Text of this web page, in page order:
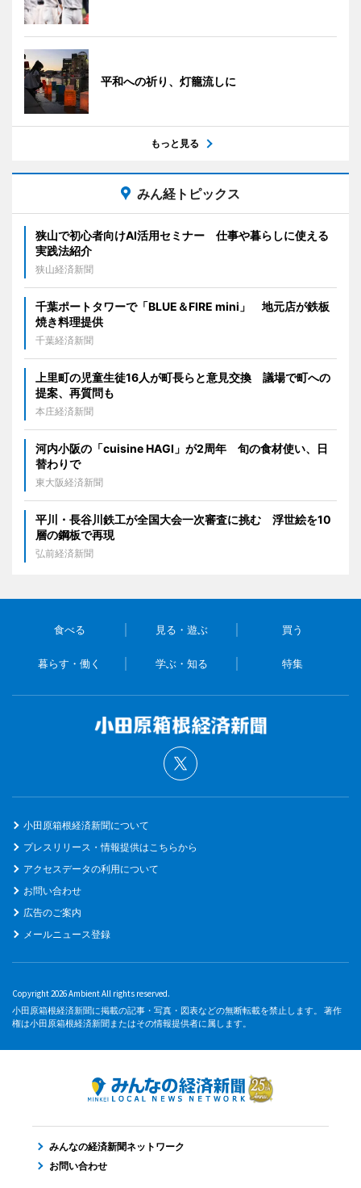
平和への祈り、灯籠流しに
もっと見る
みん経トピックス
狭山で初心者向けAI活用セミナー 仕事や暮らしに使える
実践法紹介
狭山経済新聞
千葉ポートタワーで「BLUE＆FIRE mini」 地元店が鉄板
焼き料理提供
千葉経済新聞
上里町の児童生徒16人が町長らと意見交換 議場で町への
提案、再質問も
本庄経済新聞
河内小阪の「cuisine HAGI」が2周年 旬の食材使い、日
替わりで
東大阪経済新聞
平川・長谷川鉄工が全国大会一次審査に挑む 浮世絵を10
層の鋼板で再現
弘前経済新聞
食べる 見る・遊ぶ 買う
暮らす・働く 学ぶ・知る 特集
小田原箱根経済新聞について
プレスリリース・情報提供はこちらから
アクセスデータの利用について
お問い合わせ
広告のご案内
メールニュース登録
Copyright 2026 Ambient All rights reserved.
小田原箱根経済新聞に掲載の記事・写真・図表などの無断転載を禁止します。 著作
権は小田原箱根経済新聞またはその情報提供者に属します。
みんなの経済新聞ネットワーク
お問い合わせ